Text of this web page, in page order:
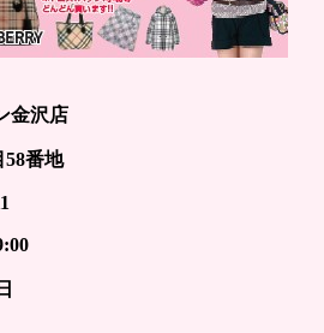
金沢店
58番地